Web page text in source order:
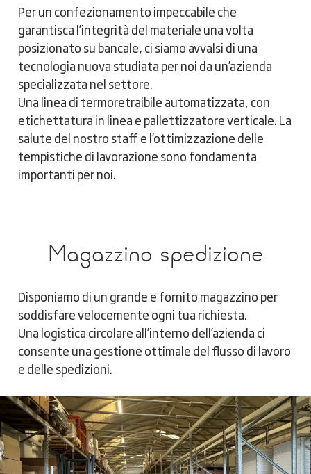
Per un confezionamento impeccabile che
garantisca l’integrità del materiale una volta
posizionato su bancale, ci siamo avvalsi di una
tecnologia nuova studiata per noi da un’azienda
specializzata nel settore.
Una linea di termoretraibile automatizzata, con
etichettatura in linea e pallettizzatore verticale. La
salute del nostro staff e l’ottimizzazione delle
tempistiche di lavorazione sono fondamenta
importanti per noi.
Magazzino spedizione
Disponiamo di un grande e fornito magazzino per
soddisfare velocemente ogni tua richiesta.
Una logistica circolare all’interno dell’azienda ci
consente una gestione ottimale del flusso di lavoro
e delle spedizioni.